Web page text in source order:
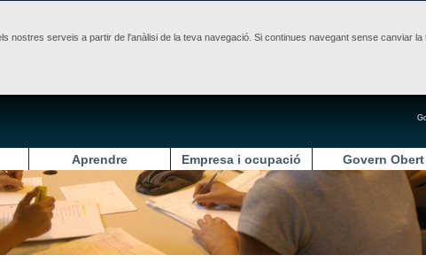
nostres serveis a partir de l'anàlisi de la teva navegació. Si continues navegant sense canviar
Aprendre Empresa i ocupació Govern Obert